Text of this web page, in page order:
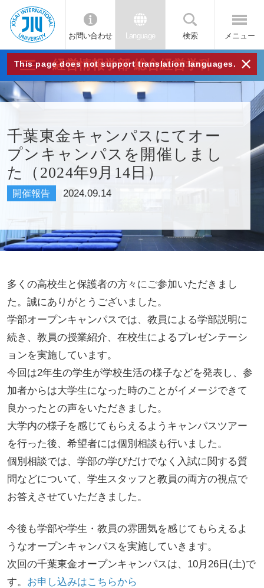
JIU
城西
国際
大学
お問い合わせ Language 検索 メニュー
This page does not support translation languages. ×
経営情報学部 総合経営学科
千葉東金キャンパスにてオー
プンキャンパスを開催しまし
た（2024年9月14日）
開催報告 2024.09.14
多くの高校生と保護者の方々にご参加いただきまし
た。誠にありがとうございました。
学部オープンキャンパスでは、教員による学部説明に
続き、教員の授業紹介、在校生によるプレゼンテーシ
ョンを実施しています。
今回は2年生の学生が学校生活の様子などを発表し、参
加者からは大学生になった時のことがイメージできて
良かったとの声をいただきました。
大学内の様子を感じてもらえるようキャンパスツアー
を行った後、希望者には個別相談も行いました。
個別相談では、学部の学びだけでなく入試に関する質
問などについて、学生スタッフと教員の両方の視点で
お答えさせていただきました。
今後も学部や学生・教員の雰囲気を感じてもらえるよ
うなオープンキャンパスを実施していきます。
次回の千葉東金オープンキャンパスは、10月26日(土)で
す。 お申し込みはこちらから